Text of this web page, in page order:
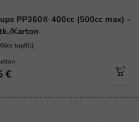
PP360® 400cc (500cc max) -
Karton
topfill)
€